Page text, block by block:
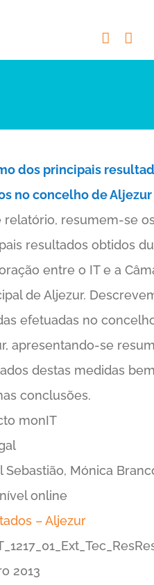
dos principais
no concelho de Aljezur
relatório, resumem-se
resultados obtidos
entre o IT e a
de Aljezur.
efetuadas no
apresentando-se
destas medidas
conclusões.
monIT
Sebastião, Mónica
online
– Aljezur
2013